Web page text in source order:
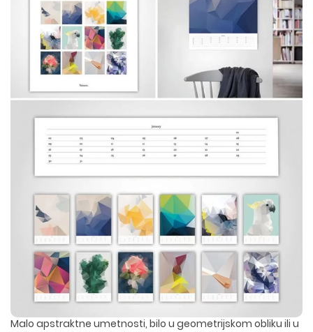
Malo apstraktne umetnosti, bilo u geometrijskom obliku ili u